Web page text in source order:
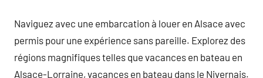
Naviguez avec une embarcation à louer en Alsace avec
permis pour une expérience sans pareille. Explorez des
régions magnifiques telles que vacances en bateau en
Alsace-Lorraine, vacances en bateau dans le Nivernais.